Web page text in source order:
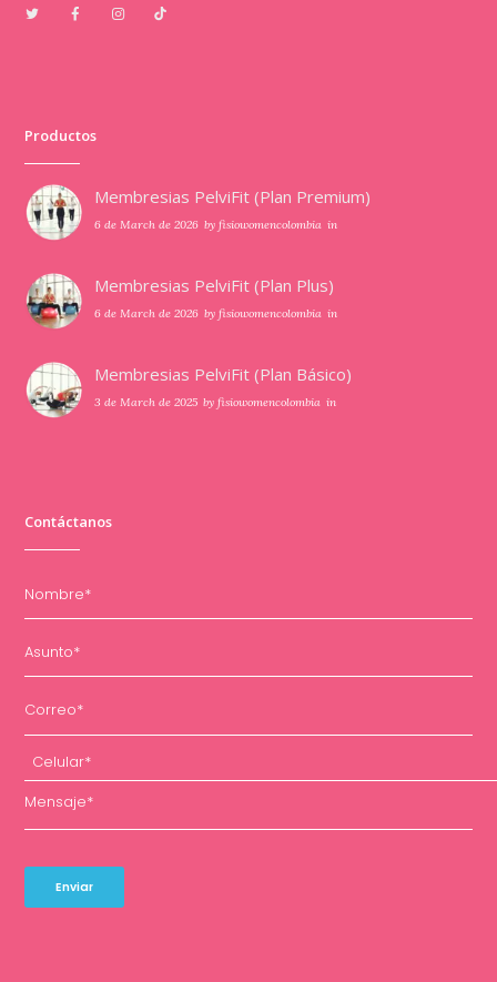
Productos
Membresias PelviFit (Plan Premium)
6 de March de 2026 byfisiowomencolombia in
Membresias PelviFit (Plan Plus)
6 de March de 2026 byfisiowomencolombia in
Membresias PelviFit (Plan Básico)
3 de March de 2025 byfisiowomencolombia in
Contáctanos